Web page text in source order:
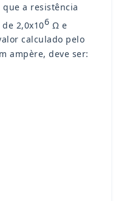
a resistência
2,0x106 Ω e
calculado pelo
ampère, deve ser: